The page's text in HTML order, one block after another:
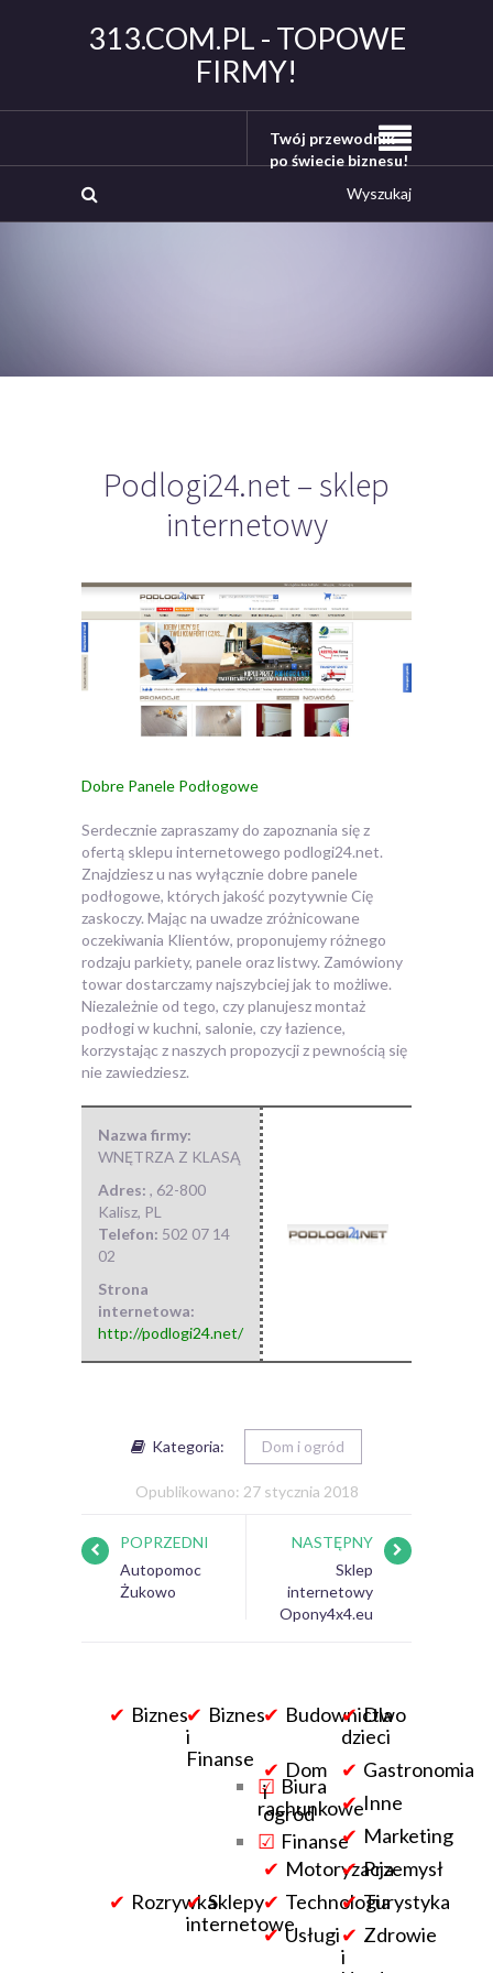
313.COM.PL - TOPOWE
FIRMY!
Twój przewodnik
po świecie biznesu!
Podlogi24.net – sklep
internetowy
Dobre Panele Podłogowe
Serdecznie zapraszamy do zapoznania się z
ofertą sklepu internetowego podlogi24.net.
Znajdziesz u nas wyłącznie dobre panele
podłogowe, których jakość pozytywnie Cię
zaskoczy. Mając na uwadze zróżnicowane
oczekiwania Klientów, proponujemy różnego
rodzaju parkiety, panele oraz listwy. Zamówiony
towar dostarczamy najszybciej jak to możliwe.
Niezależnie od tego, czy planujesz montaż
podłogi w kuchni, salonie, czy łazience,
korzystając z naszych propozycji z pewnością się
nie zawiedziesz.
Nazwa firmy:
WNĘTRZA Z KLASĄ
Adres: , 62-800
Kalisz, PL
Telefon: 502 07 14
02
Strona
internetowa:
http://podlogi24.net/
Kategoria: Dom i ogród
Opublikowano: 27 stycznia 2018
POPRZEDNI
Autopomoc
Żukowo
NASTĘPNY
Sklep
internetowy
Opony4x4.eu
Biznes
Biznes
i
Finanse
Biura
rachunkowe
Finanse
Budownictwo
Dla
dzieci
Dom
i
ogród
Gastronomia
Inne
Marketing
MotoryzacjaPrzemysł
RozrywkaSklepy
internetowe
TechnologiaTurystyka
Usługi
Zdrowie
i